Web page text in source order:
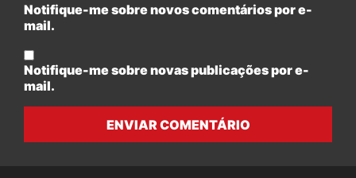
Notifique-me sobre novos comentários por e-
mail.
Notifique-me sobre novas publicações por e-
mail.
ENVIAR COMENTÁRIO